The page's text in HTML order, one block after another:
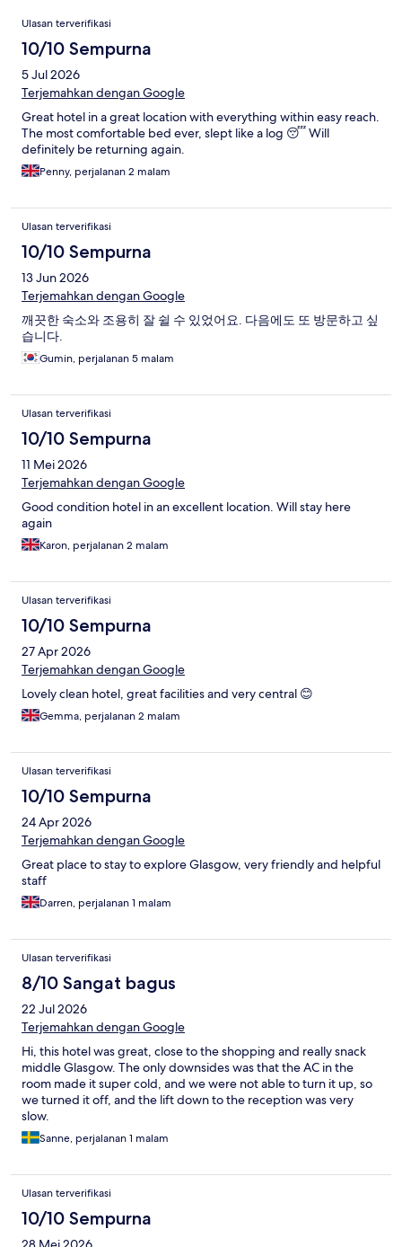
Ulasan
Ulasan terverifikasi
10/10 Sempurna
5 Jul 2026
Terjemahkan dengan Google
Great hotel in a great location with everything within easy reach.
The most comfortable bed ever, slept like a log 😴 Will
definitely be returning again.
Penny, perjalanan 2 malam
Ulasan terverifikasi
10/10 Sempurna
13 Jun 2026
Terjemahkan dengan Google
깨끗한 숙소와 조용히 잘 쉴 수 있었어요. 다음에도 또 방문하고 싶
습니다.
Gumin, perjalanan 5 malam
Ulasan terverifikasi
10/10 Sempurna
11 Mei 2026
Terjemahkan dengan Google
Good condition hotel in an excellent location. Will stay here
again
Karon, perjalanan 2 malam
Ulasan terverifikasi
10/10 Sempurna
27 Apr 2026
Terjemahkan dengan Google
Lovely clean hotel, great facilities and very central 😊
Gemma, perjalanan 2 malam
Ulasan terverifikasi
10/10 Sempurna
24 Apr 2026
Terjemahkan dengan Google
Great place to stay to explore Glasgow, very friendly and helpful
staff
Darren, perjalanan 1 malam
Ulasan terverifikasi
8/10 Sangat bagus
22 Jul 2026
Terjemahkan dengan Google
Hi, this hotel was great, close to the shopping and really snack
middle Glasgow. The only downsides was that the AC in the
room made it super cold, and we were not able to turn it up, so
we turned it off, and the lift down to the reception was very
slow.
Sanne, perjalanan 1 malam
Ulasan terverifikasi
10/10 Sempurna